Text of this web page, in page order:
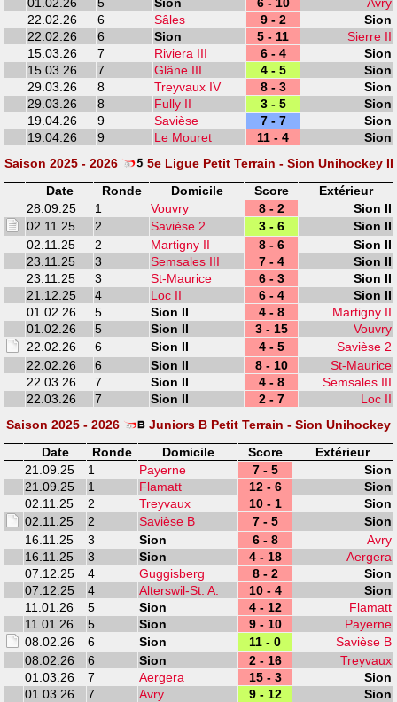
22.02.26
6 Sâles 9 - 2
Sion
22.02.26
6 Sion 5 - 11
Sierre II
15.03.26
7 Riviera III 6 - 4
Sion
15.03.26
7 Glâne III 4 - 5
Sion
29.03.26
8 Treyvaux IV 8 - 3
Sion
29.03.26
8 Fully II 3 - 5
Sion
19.04.26
9 Savièse 7 - 7
Sion
19.04.26
9 Le Mouret 11 - 4
Sion
Saison 2025 - 2026
5e Ligue Petit Terrain - Sion Unihockey II
Date
Ronde Domicile Score
Extérieur
28.09.25
1 Vouvry 8 - 2
Sion II
02.11.25
2 Savièse 2 3 - 6
Sion II
02.11.25
2 Martigny II 8 - 6
Sion II
23.11.25
3 Semsales III 7 - 4
Sion II
23.11.25
3 St-Maurice 6 - 3
Sion II
21.12.25
4 Loc II 6 - 4
Sion II
01.02.26
5 Sion II 4 - 8
Martigny II
01.02.26
5 Sion II 3 - 15
Vouvry
22.02.26
6 Sion II 4 - 5
Savièse 2
22.02.26
6 Sion II 8 - 10
St-Maurice
22.03.26
7 Sion II 4 - 8
Semsales III
22.03.26
7 Sion II 2 - 7
Loc II
Saison 2025 - 2026
Juniors B Petit Terrain - Sion Unihockey
Date
Ronde Domicile Score
Extérieur
21.09.25
1 Payerne 7 - 5
Sion
21.09.25
1 Flamatt 12 - 6
Sion
02.11.25
2 Treyvaux 10 - 1
Sion
02.11.25
2 Savièse B 7 - 5
Sion
16.11.25
3 Sion 6 - 8
Avry
16.11.25
3 Sion 4 - 18
Aergera
07.12.25
4 Guggisberg 8 - 2
Sion
07.12.25
4 Alterswil-St. A. 10 - 4
Sion
11.01.26
5 Sion 4 - 12
Flamatt
11.01.26
5 Sion 9 - 10
Payerne
08.02.26
6 Sion 11 - 0
Savièse B
08.02.26
6 Sion 2 - 16
Treyvaux
01.03.26
7 Aergera 15 - 3
Sion
01.03.26
7 Avry 9 - 12
Sion